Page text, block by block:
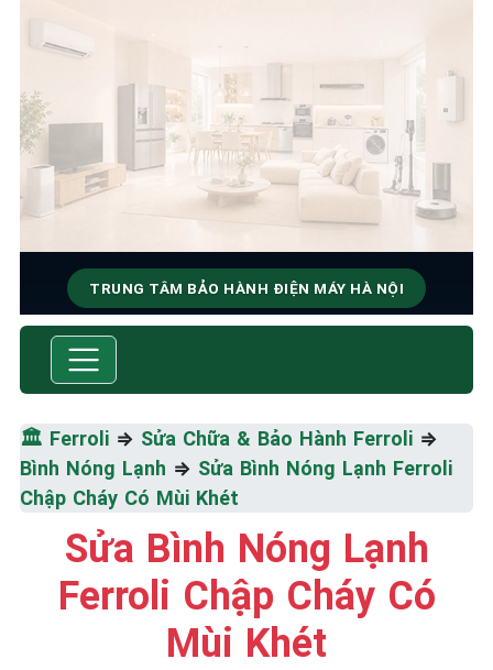
TRUNG TÂM BẢO HÀNH ĐIỆN MÁY HÀ NỘI
SỬA CHỮA & BẢO HÀNH
Thiểu
☎️ 09.86.85.89.22
🏛️ Ferroli ⇒ Sửa Chữa & Bảo Hành Ferroli ⇒
Bình Nóng Lạnh ⇒ Sửa Bình Nóng Lạnh Ferroli
Chập Cháy Có Mùi Khét
Sửa Bình Nóng Lạnh
Ferroli Chập Cháy Có
Mùi Khét